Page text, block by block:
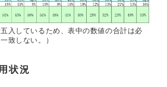
五入しているため、表中の数値の合計は必
致しない。）
状況